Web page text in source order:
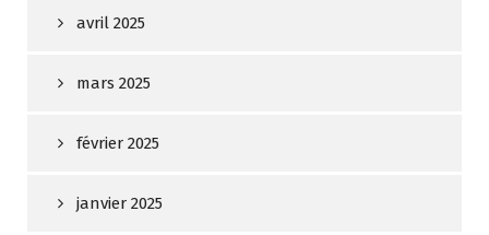
avril 2025
mars 2025
février 2025
janvier 2025